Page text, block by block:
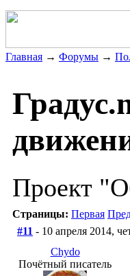
Главная → Форумы →
Проект
Страницы: Первая
#11 - 10 апреля 2014,
Chydo
Почётный писатель